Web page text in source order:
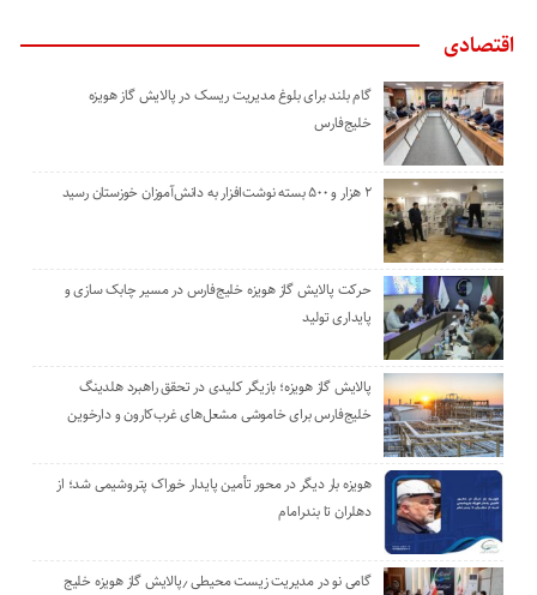
اقتصادی
گام بلند برای بلوغ مدیریت ریسک در پالایش گاز هویزه
خلیج‌فارس
۲ هزار و ۵۰۰ بسته نوشت‌افزار به دانش‌آموزان خوزستان رسید
حرکت پالایش گاز هویزه خلیج‌فارس در مسیر چابک سازی و
پایداری تولید
پالایش گاز هویزه؛ بازیگر کلیدی در تحقق راهبرد هلدینگ
خلیج‌فارس برای خاموشی مشعل‌های غرب‌کارون و دارخوین
هویزه بار دیگر در محور تأمین پایدار خوراک پتروشیمی شد؛ از
دهلران تا بندرامام
گامی نو در مدیریت زیست ‌محیطی ٫پالایش گاز هویزه خلیج